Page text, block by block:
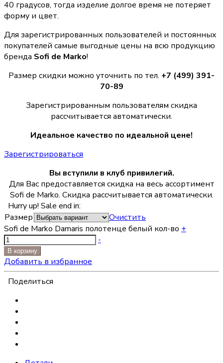
40 градусов, тогда изделие долгое время не потеряет
форму и цвет.
Для зарегистрированных пользователей и постоянных
покупателей самые выгодные цены на всю продукцию
бренда Sofi de Marko!
Размер скидки можно уточнить по тел. +7 (499) 391-
70-89
Зарегистрированным пользователям скидка
рассчитывается автоматически.
Идеальное качество по идеальной цене!
Зарегистрироваться
Вы вступили в клуб привилегий.
Для Вас предоставляется скидка на весь ассортимент
Sofi de Marko. Скидка рассчитывается автоматически.
Hurry up! Sale end in:
Размер
Очистить
Sofi de Marko Damaris полотенце белый кол-во +
-
В корзину
Добавить в избранное
Поделиться